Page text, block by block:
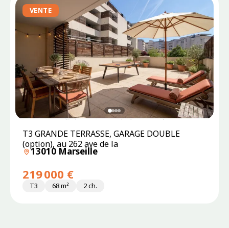
VENTE
T3 GRANDE TERRASSE, GARAGE DOUBLE
(option), au 262 ave de la
13010 Marseille
219 000 €
T3 68 m² 2 ch.